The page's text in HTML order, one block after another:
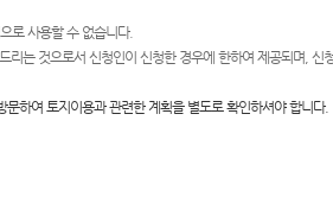
로 사용할 수 없습니다.
리는 것으로서 신청인이 신청한 경우에 한하여 제공되며, 신
하여 토지이용과 관련한 계획을 별도로 확인하셔야 합니다.